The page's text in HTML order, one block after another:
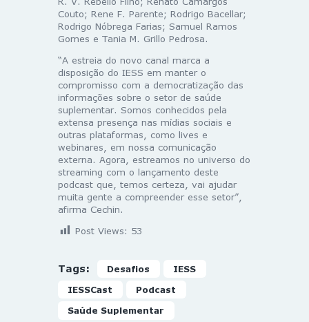
Couto; Rene F. Parente; Rodrigo Bacellar;
Rodrigo Nóbrega Farias; Samuel Ramos
Gomes e Tania M. Grillo Pedrosa.
“A estreia do novo canal marca a
disposição do IESS em manter o
compromisso com a democratização das
informações sobre o setor de saúde
suplementar. Somos conhecidos pela
extensa presença nas mídias sociais e
outras plataformas, como lives e
webinares, em nossa comunicação
externa. Agora, estreamos no universo do
streaming com o lançamento deste
podcast que, temos certeza, vai ajudar
muita gente a compreender esse setor”,
afirma Cechin.
Post Views: 53
Tags: Desafios IESS
IESSCast Podcast
Saúde Suplementar